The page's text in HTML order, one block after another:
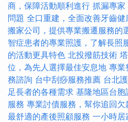
商，保障活動順利進行 抓漏專家
問題 全口重建，全面改善牙齒健
搬家公司，提供專業搬遷服務的
智症患者的專業照護，了解長照
的活動更具特色 北投撥筋技術
位，為先人選擇最佳安息地 專業
務諮詢 台中刮痧服務推薦 台北
足長者的各種需求 基隆地區台胞
服務 專業討債服務，幫你追回欠
最舒適的產後照顧服務 一小時居